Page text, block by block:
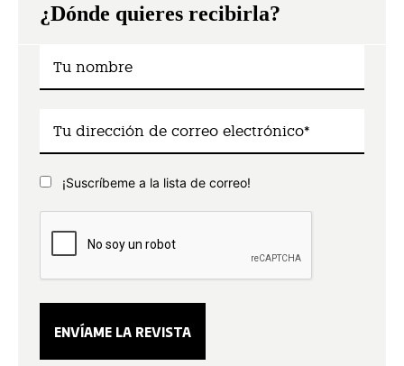
¿Dónde quieres recibirla?
¡Suscríbeme a la lista de correo!